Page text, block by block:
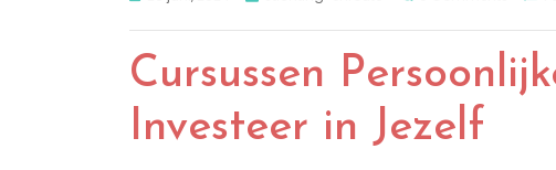
Cursussen
Investeer in Jezelf